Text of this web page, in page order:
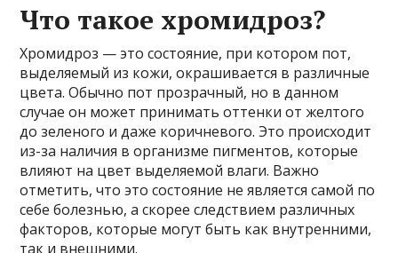
Что такое хромидроз?
Хромидроз — это состояние, при котором пот,
выделяемый из кожи, окрашивается в различные
цвета. Обычно пот прозрачный, но в данном
случае он может принимать оттенки от желтого
до зеленого и даже коричневого. Это происходит
из-за наличия в организме пигментов, которые
влияют на цвет выделяемой влаги. Важно
отметить, что это состояние не является самой по
себе болезнью, а скорее следствием различных
факторов, которые могут быть как внутренними,
так и внешними.